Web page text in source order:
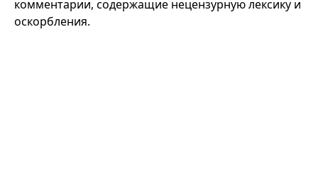
комментарии, содержащие нецензурную лексику и
оскорбления.